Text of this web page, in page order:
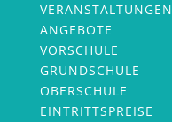
VERANSTALTUNGEN
ANGEBOTE
VORSCHULE
GRUNDSCHULE
OBERSCHULE
EINTRITTSPREISE